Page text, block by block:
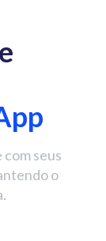
seus
o